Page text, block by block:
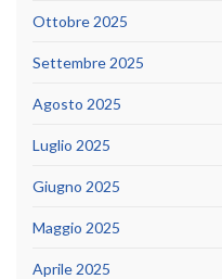
Ottobre 2025
Settembre 2025
Agosto 2025
Luglio 2025
Giugno 2025
Maggio 2025
Aprile 2025